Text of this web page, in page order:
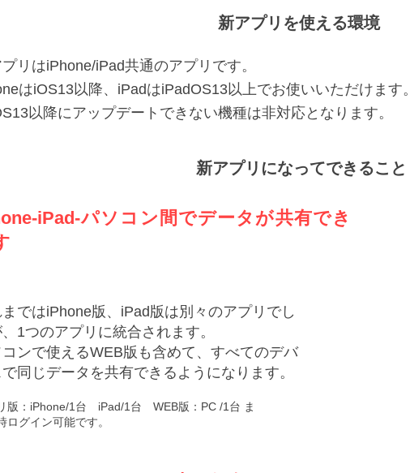
新アプリを使える環境
リはiPhone/iPad共通のアプリです。
はiOS13以降、iPadはiPadOS13以上でお使いいただけます。
以降にアップデートできない機種は非対応となります。
新アプリになってできること
iPad-パソコン間でデータが共有でき
まではiPhone版、iPad版は別々のアプリでし
1つのアプリに統合されます。
ンで使えるWEB版も含めて、すべてのデバ
で同じデータを共有できるようになります。
版：iPhone/1台 iPad/1台 WEB版：PC /1台 ま
ログイン可能です。